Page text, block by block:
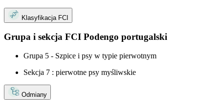
Klasyfikacja FCI
Grupa i sekcja FCI Podengo portugalski
Grupa 5 - Szpice i psy w typie pierwotnym
Sekcja 7 : pierwotne psy myśliwskie
Odmiany